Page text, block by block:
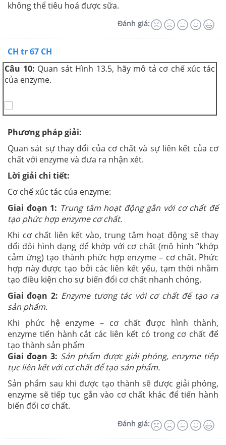
không thể tiêu hoá được sữa.
Đánh giá:
CH tr 67 CH
Câu 10: Quan sát Hình 13.5, hãy mô tả cơ chế xúc tác
của enzyme.
Phương pháp giải:
Quan sát sự thay đổi của cơ chất và sự liên kết của cơ
chất với enzyme và đưa ra nhận xét.
Lời giải chi tiết:
Cơ chế xúc tác của enzyme:
Giai đoạn 1: Trung tâm hoạt động gắn với cơ chất để
tạo phức hợp enzyme cơ chất.
Khi cơ chất liên kết vào, trung tâm hoạt động sẽ thay
đổi đôi hình dạng để khớp với cơ chất (mô hình “khớp
cảm ứng) tạo thành phức hợp enzyme – cơ chất. Phức
hợp này được tạo bởi các liên kết yếu, tạm thời nhằm
tạo điều kiện cho sự biến đổi cơ chất nhanh chóng.
Giai đoạn 2: Enzyme tương tác với cơ chất để tạo ra
sản phẩm.
Khi phức hệ enzyme – cơ chất được hình thành,
enzyme tiến hành cắt các liên kết có trong cơ chất để
tạo thành sản phẩm
Giai đoạn 3: Sản phẩm được giải phóng, enzyme tiếp
tục liên kết với cơ chất để tạo sản phẩm.
Sản phẩm sau khi được tạo thành sẽ được giải phóng,
enzyme sẽ tiếp tục gắn vào cơ chất khác để tiến hành
biến đổi cơ chất.
Đánh giá: